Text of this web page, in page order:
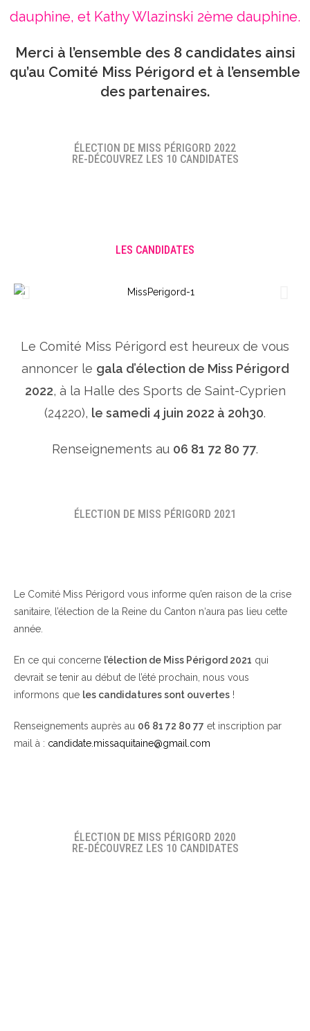
dauphine, et Kathy Wlazinski 2ème dauphine.
Merci à l’ensemble des 8 candidates ainsi
qu’au Comité Miss Périgord et à l’ensemble
des partenaires.
ÉLECTION DE MISS PÉRIGORD 2022
RE-DÉCOUVREZ LES 10 CANDIDATES
LES CANDIDATES
Le Comité Miss Périgord est heureux de vous
annoncer le gala d’élection de Miss Périgord
2022, à la Halle des Sports de Saint-Cyprien
(24220), le samedi 4 juin 2022 à 20h30.
Renseignements au 06 81 72 80 77.
ÉLECTION DE MISS PÉRIGORD 2021
Le Comité Miss Périgord vous informe qu’en raison de la crise
sanitaire, l’élection de la Reine du Canton n‘aura pas lieu cette
année.
En ce qui concerne l’élection de Miss Périgord 2021 qui
devrait se tenir au début de l’été prochain, nous vous
informons que les candidatures sont ouvertes !
Renseignements auprès au 06 81 72 80 77 et inscription par
mail à : candidate.missaquitaine@gmail.com
ÉLECTION DE MISS PÉRIGORD 2020
RE-DÉCOUVREZ LES 10 CANDIDATES